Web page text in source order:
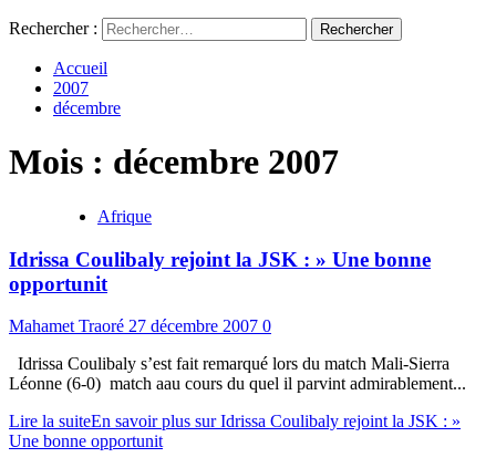
Rechercher :
Accueil
2007
décembre
Mois : décembre 2007
Afrique
Idrissa Coulibaly rejoint la JSK : » Une bonne
opportunit
Mahamet Traoré 27 décembre 2007 0
Idrissa Coulibaly s’est fait remarqué lors du match Mali-Sierra
Léonne (6-0) match aau cours du quel il parvint admirablement...
Lire la suiteEn savoir plus sur Idrissa Coulibaly rejoint la JSK : »
Une bonne opportunit